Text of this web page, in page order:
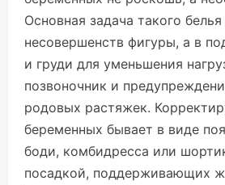
Основная задача такого
несовершенств фигуры, а в
и груди для уменьшения
позвоночник и
родовых растяжек.
беременных бывает в виде
боди, комбидресса или
посадкой, поддерживающих